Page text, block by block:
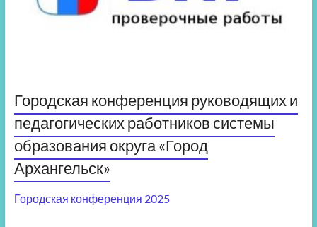
Городская конференция руководящих и
педагогических работников системы
образования округа «Город
Архангельск»
Городская конференция 2025